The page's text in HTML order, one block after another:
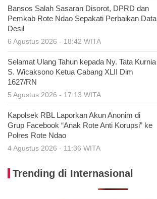
Bansos Salah Sasaran Disorot, DPRD dan
Pemkab Rote Ndao Sepakati Perbaikan Data
Desil
6 Agustus 2026 - 18:42 WITA
Selamat Ulang Tahun kepada Ny. Tata Kurnia
S. Wicaksono Ketua Cabang XLII Dim
1627/RN
5 Agustus 2026 - 17:13 WITA
Kapolsek RBL Laporkan Akun Anonim di
Grup Facebook “Anak Rote Anti Korupsi” ke
Polres Rote Ndao
4 Agustus 2026 - 11:36 WITA
Trending di Internasional